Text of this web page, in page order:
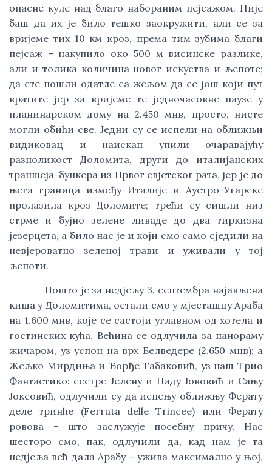
опасне куле над благо набораним пејсажом. Није
баш да их је било тешко заокружити, али се за
вријеме тих 10 км кроз, према тим зубима благи
пејсаж – накупило око 500 м висинске разлике,
али и толика количина новог искуства и љепоте;
да сте пошли одатле са жељом да се још који пут
вратите јер за вријеме те једночасовне паузе у
планинарском дому на 2.450 мнв, просто, нисте
могли обићи све. Једни су се испели на оближњи
видиковац и наискап упили очаравајућу
разноликост Доломита, други до италијанских
траншеја-бункера из Првог свјетског рата, јер је до
њега граница између Италије и Аустро-Угарске
пролазила кроз Доломите; трећи су сишли низ
стрме и бујно зелене ливаде до два тиркизна
језерцета, а било нас је и који смо само сједили на
невјероватно зеленој трави и уживали у тој
љепоти.
Пошто је за недјељу 3. септембра најављена
киша у Доломитима, остали смо у мјесташцу Араба
на 1.600 мнв, које се састоји углавном од хотела и
гостинских кућа. Већина се одлучила за панораму
жичаром, уз успон на врх Белведере (2.650 мнв); а
Жељко Мирдиња и Ђорђе Табаковић, уз наш Трио
Фантастико: сестре Јелену и Наду Јововић и Сању
Јоксовић, одлучили су да испењу оближњу Ферату
деле тринће (Ferrata delle Trincee) или Ферату
ровова – што заслужује посебну причу. Нас
шесторо смо, пак, одлучили да, кад нам је та
недјеља већ дала Арабу – ужива максимално у њој,